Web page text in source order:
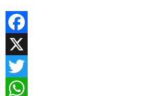
Facebook
X
Twitter